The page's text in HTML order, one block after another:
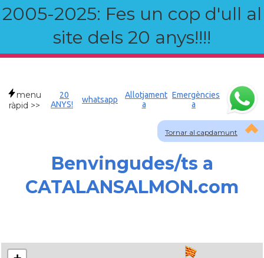
2005-2025: Fes un cop d'ull al
site dels 20 anys!!!!
Tornar al capdamunt
menu
ràpid >>
20
ANYS!
whatsapp
Allotjament
a
Emergències
a
Benvingudes/ts a
CATALANSALMON.com